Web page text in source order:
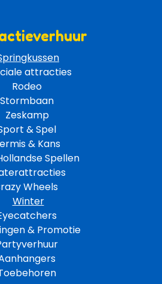
attracties
Rodeo
Stormbaan
Zeskamp
& Spel
& Kans
Spellen
Wheels
Winter
& Promotie